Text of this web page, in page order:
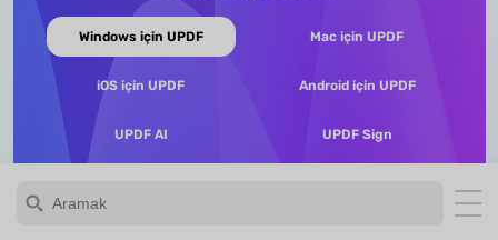
Windows için UPDF Mac için UPDF
iOS için UPDF Android için UPDF
UPDF AI UPDF Sign